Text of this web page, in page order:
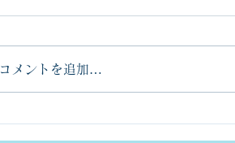
第38回 ものづくりワールド
コメントを追加…